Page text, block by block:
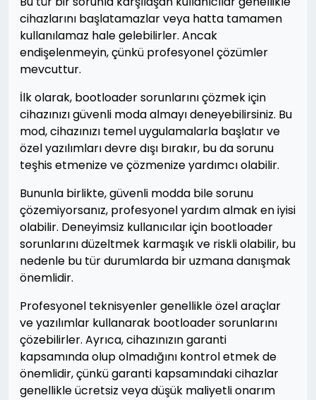
cihazlarını başlatamazlar veya hatta tamamen
kullanılamaz hale gelebilirler. Ancak
endişelenmeyin, çünkü profesyonel çözümler
mevcuttur.
İlk olarak, bootloader sorunlarını çözmek için
cihazınızı güvenli moda almayı deneyebilirsiniz. Bu
mod, cihazınızı temel uygulamalarla başlatır ve
özel yazılımları devre dışı bırakır, bu da sorunu
teşhis etmenize ve çözmenize yardımcı olabilir.
Bununla birlikte, güvenli modda bile sorunu
çözemiyorsanız, profesyonel yardım almak en iyisi
olabilir. Deneyimsiz kullanıcılar için bootloader
sorunlarını düzeltmek karmaşık ve riskli olabilir, bu
nedenle bu tür durumlarda bir uzmana danışmak
önemlidir.
Profesyonel teknisyenler genellikle özel araçlar
ve yazılımlar kullanarak bootloader sorunlarını
çözebilirler. Ayrıca, cihazınızın garanti
kapsamında olup olmadığını kontrol etmek de
önemlidir, çünkü garanti kapsamındaki cihazlar
genellikle ücretsiz veya düşük maliyetli onarım